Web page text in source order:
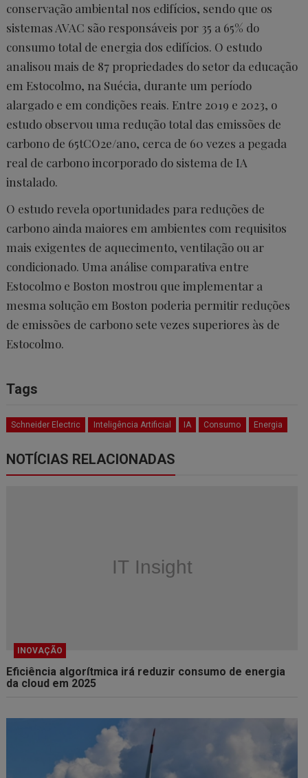
conservação ambiental nos edifícios, sendo que os
sistemas AVAC são responsáveis por 35 a 65% do
consumo total de energia dos edifícios. O estudo
analisou mais de 87 propriedades do setor da educação
em Estocolmo, na Suécia, durante um período
alargado e em condições reais. Entre 2019 e 2023, o
estudo observou uma redução total das emissões de
carbono de 65tCO2e/ano, cerca de 60 vezes a pegada
real de carbono incorporado do sistema de IA
instalado.
O estudo revela oportunidades para reduções de
carbono ainda maiores em ambientes com requisitos
mais exigentes de aquecimento, ventilação ou ar
condicionado. Uma análise comparativa entre
Estocolmo e Boston mostrou que implementar a
mesma solução em Boston poderia permitir reduções
de emissões de carbono sete vezes superiores às de
Estocolmo.
Tags
Schneider Electric Inteligência Artificial IA Consumo Energia
NOTÍCIAS RELACIONADAS
INOVAÇÃO
Eficiência algorítmica irá reduzir consumo de energia
da cloud em 2025